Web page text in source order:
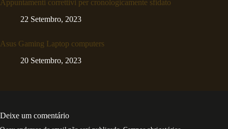
Appuntamenti correttivi per cronologicamente sfidato
22 Setembro, 2023
Asus Gaming Laptop computers
20 Setembro, 2023
Deixe um comentário